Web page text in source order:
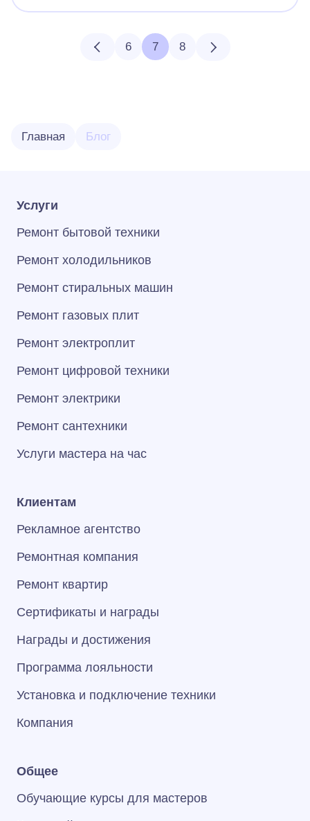
6 7 8
Главная Блог
Услуги
Ремонт бытовой техники
Ремонт холодильников
Ремонт стиральных машин
Ремонт газовых плит
Ремонт электроплит
Ремонт цифровой техники
Ремонт электрики
Ремонт сантехники
Услуги мастера на час
Клиентам
Рекламное агентство
Ремонтная компания
Ремонт квартир
Сертификаты и награды
Награды и достижения
Программа лояльности
Установка и подключение техники
Компания
Общее
Обучающие курсы для мастеров